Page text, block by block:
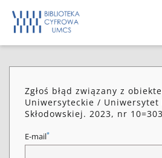
Zgłoś błąd związany z
Uniwersyteckie /
Skłodowskiej. 2023, nr
E-mail*